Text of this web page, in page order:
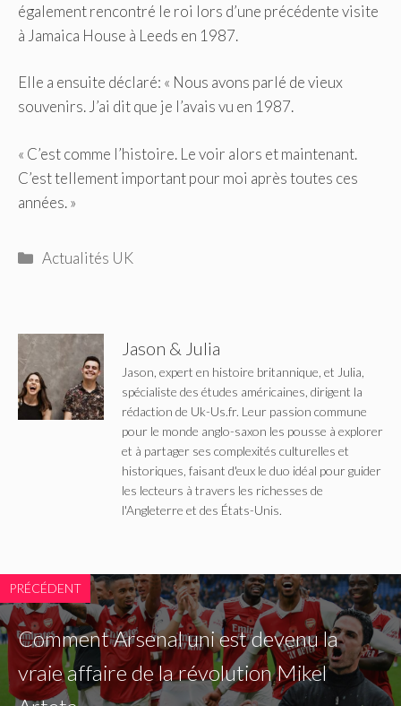
également rencontré le roi lors d’une précédente visite
à Jamaica House à Leeds en 1987.
Elle a ensuite déclaré: « Nous avons parlé de vieux
souvenirs. J’ai dit que je l’avais vu en 1987.
« C’est comme l’histoire. Le voir alors et maintenant.
C’est tellement important pour moi après toutes ces
années. »
Catégories
Actualités UK
Jason & Julia
Jason, expert en histoire britannique, et Julia,
spécialiste des études américaines, dirigent la
rédaction de Uk-Us.fr. Leur passion commune
pour le monde anglo-saxon les pousse à explorer
et à partager ses complexités culturelles et
historiques, faisant d'eux le duo idéal pour guider
les lecteurs à travers les richesses de
l'Angleterre et des États-Unis.
PRÉCÉDENT
Comment Arsenal uni est devenu la
vraie affaire de la révolution Mikel